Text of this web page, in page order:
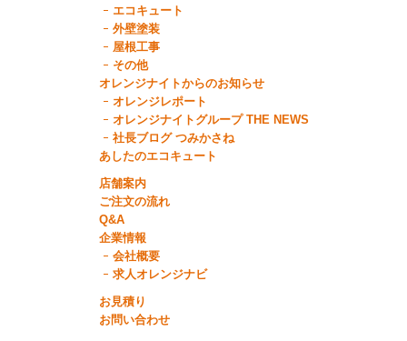
エコキュート
外壁塗装
屋根工事
その他
オレンジナイトからのお知らせ
オレンジレポート
オレンジナイトグループ THE NEWS
社長ブログ つみかさね
あしたのエコキュート
店舗案内
ご注文の流れ
Q&A
企業情報
会社概要
求人オレンジナビ
お見積り
お問い合わせ